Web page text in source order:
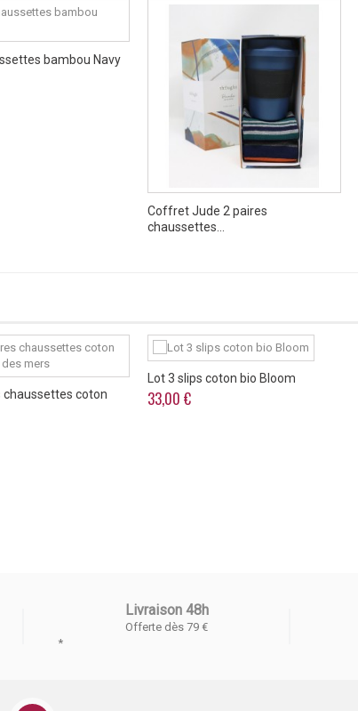
bambou Navy
Coffret Jude 2 paires
chaussettes...
chaussettes coton
Lot 3 slips coton bio Bloom
33,00 €
Livraison 48h
Offerte dès 79 €
*